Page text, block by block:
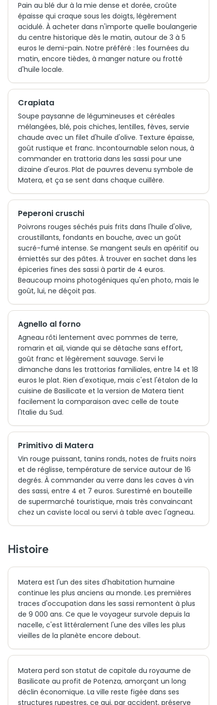
Pain au blé dur à la mie dense et dorée, croûte
épaisse qui craque sous les doigts, légèrement
acidulé. À acheter dans n'importe quelle boulangerie
du centre historique dès le matin, autour de 3 à 5
euros le demi-pain. Notre préféré : les fournées du
matin, encore tièdes, à manger nature ou frotté
d'huile locale.
Crapiata
Soupe paysanne de légumineuses et céréales
mélangées, blé, pois chiches, lentilles, fèves, servie
chaude avec un filet d'huile d'olive. Texture épaisse,
goût rustique et franc. Incontournable selon nous, à
commander en trattoria dans les sassi pour une
dizaine d'euros. Plat de pauvres devenu symbole de
Matera, et ça se sent dans chaque cuillère.
Peperoni cruschi
Poivrons rouges séchés puis frits dans l'huile d'olive,
croustillants, fondants en bouche, avec un goût
sucré-fumé intense. Se mangent seuls en apéritif ou
émiettés sur des pâtes. À trouver en sachet dans les
épiceries fines des sassi à partir de 4 euros.
Beaucoup moins photogéniques qu'en photo, mais le
goût, lui, ne déçoit pas.
Agnello al forno
Agneau rôti lentement avec pommes de terre,
romarin et ail, viande qui se détache sans effort,
goût franc et légèrement sauvage. Servi le
dimanche dans les trattorias familiales, entre 14 et 18
euros le plat. Rien d'exotique, mais c'est l'étalon de la
cuisine de Basilicate et la version de Matera tient
facilement la comparaison avec celle de toute
l'Italie du Sud.
Primitivo di Matera
Vin rouge puissant, tanins ronds, notes de fruits noirs
et de réglisse, température de service autour de 16
degrés. À commander au verre dans les caves à vin
des sassi, entre 4 et 7 euros. Surestimé en bouteille
de supermarché touristique, mais très convaincant
chez un caviste local ou servi à table avec l'agneau.
Histoire
Matera est l'un des sites d'habitation humaine
continue les plus anciens au monde. Les premières
traces d'occupation dans les sassi remontent à plus
de 9 000 ans. Ce que le voyageur survole depuis la
nacelle, c'est littéralement l'une des villes les plus
vieilles de la planète encore debout.
Matera perd son statut de capitale du royaume de
Basilicate au profit de Potenza, amorçant un long
déclin économique. La ville reste figée dans ses
structures rupestres, ce qui, par accident, préserve